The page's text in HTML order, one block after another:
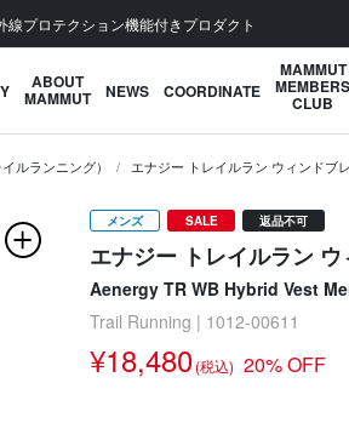
【5,500円 (税込) 以上 送料無料】
ABOUT
MAMMUT NEWS COORDINATE
MAMMUT
MEMBERS
CLUB
ルランニング） エナジー トレイルラン ウィンドブ
メンズ SALE 返品不可
エナジー トレイルラン
Aenergy TR WB Hybrid Vest
Trail Running | 1012-00611
¥18,480(税込) 20% OFF